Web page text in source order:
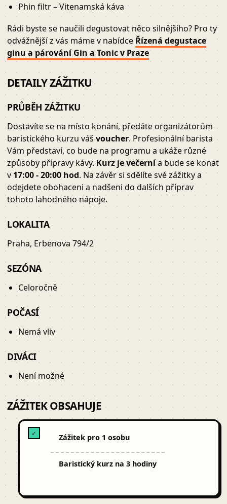
Phin filtr – Vitenamská káva
Rádi byste se naučili degustovat něco silnějšího? Pro ty
odvážnější z vás máme v nabídce Řízená degustace
ginu a párování Gin a Tonic v Praze
DETAILY ZÁŽITKU
PRŮBĚH ZÁŽITKU
Dostavíte se na místo konání, předáte organizátorům
baristického kurzu vášvoucher. Profesionální barista
Vám představí, co bude na programu a ukáže různé
způsoby přípravy kávy.Kurz je večernía bude se konat
v 17:00 - 20:00 hod. Na závěr si sdělíte své zážitky a
odejdete obohaceni a nadšeni do dalších příprav
tohoto lahodného nápoje.
LOKALITA
Praha, Erbenova 794/2
SEZÓNA
Celoročně
POČASÍ
Nemá vliv
DIVÁCI
Není možné
ZÁŽITEK OBSAHUJE
✓ Zážitek pro 1 osobu
Baristický kurz na 3 hodiny